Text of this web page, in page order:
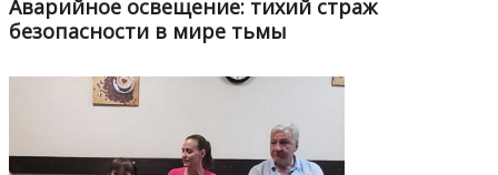
Аварийное освещение: тихий страж
безопасности в мире тьмы